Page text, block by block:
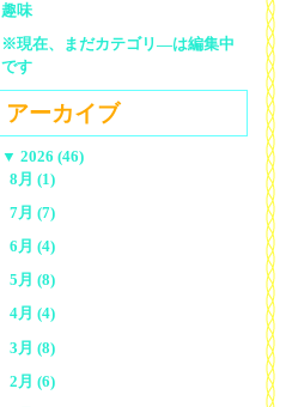
趣味
※現在、まだカテゴリ—は編集中
です
アーカイブ
▼ 2026 (46)
8月 (1)
7月 (7)
6月 (4)
5月 (8)
4月 (4)
3月 (8)
2月 (6)